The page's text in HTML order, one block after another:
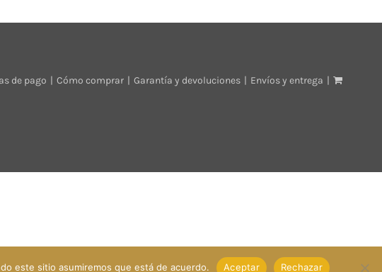
de pago Cómo comprar Garantía y devoluciones Envíos y entrega
este sitio asumiremos que está de acuerdo. Aceptar Rechazar